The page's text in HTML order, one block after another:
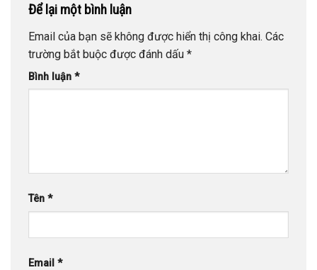
Để lại một bình luận
Email của bạn sẽ không được hiển thị công khai. Các
trường bắt buộc được đánh dấu *
Bình luận *
Tên *
Email *